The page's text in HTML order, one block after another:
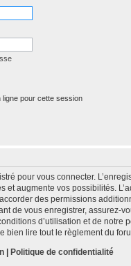
pour cette session
pour vous connecter.
et augmente vos possibilités.
des permissions
de vous enregistrer, assurez-
d’utilisation et de notre
bien lire tout le règlement du
| Politique de confidentialité